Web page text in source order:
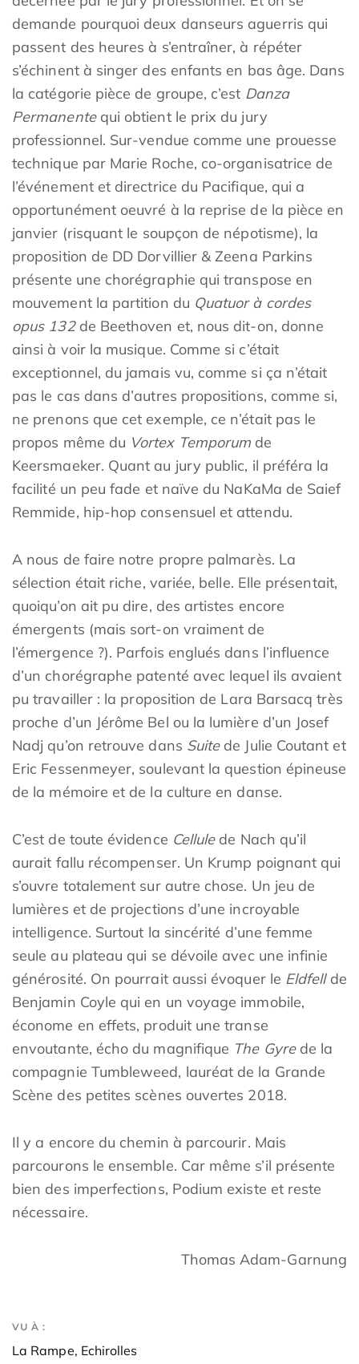
demande pourquoi deux danseurs aguerris qui
passent des heures à s’entraîner, à répéter
s’échinent à singer des enfants en bas âge. Dans
la catégorie pièce de groupe, c’est Danza
Permanentequi obtient le prix du jury
professionnel. Sur-vendue comme une prouesse
technique par Marie Roche, co-organisatrice de
l’événement et directrice du Pacifique, qui a
opportunément oeuvré à la reprise de la pièce en
janvier (risquant le soupçon de népotisme), la
proposition de DD Dorvillier & Zeena Parkins
présente une chorégraphie qui transpose en
mouvement la partition du Quatuor à cordes
opus 132de Beethoven et, nous dit-on, donne
ainsi à voir la musique. Comme si c’était
exceptionnel, du jamais vu, comme si ça n’était
pas le cas dans d’autres propositions, comme si,
ne prenons que cet exemple, ce n’était pas le
propos même du Vortex Temporum de
Keersmaeker. Quant au jury public, il préféra la
facilité un peu fade et naïve du NaKaMa de Saief
Remmide, hip-hop consensuel et attendu.
A nous de faire notre propre palmarès. La
sélection était riche, variée, belle. Elle présentait,
quoiqu’on ait pu dire, des artistes encore
émergents (mais sort-on vraiment de
l’émergence ?). Parfois englués dans l’influence
d’un chorégraphe patenté avec lequel ils avaient
pu travailler : la proposition de Lara Barsacq très
proche d’un Jérôme Bel ou la lumière d’un Josef
Nadj qu’on retrouve dans Suitede Julie Coutant et
Eric Fessenmeyer, soulevant la question épineuse
de la mémoire et de la culture en danse.
C’est de toute évidence Cellulede Nach qu’il
aurait fallu récompenser. Un Krump poignant qui
s’ouvre totalement sur autre chose. Un jeu de
lumières et de projections d’une incroyable
intelligence. Surtout la sincérité d’une femme
seule au plateau qui se dévoile avec une infinie
générosité. On pourrait aussi évoquer le Eldfellde
Benjamin Coyle qui en un voyage immobile,
économe en effets, produit une transe
envoutante, écho du magnifique The Gyrede la
compagnie Tumbleweed, lauréat de la Grande
Scène des petites scènes ouvertes 2018.
Il y a encore du chemin à parcourir. Mais
parcourons le ensemble. Car même s’il présente
bien des imperfections, Podium existe et reste
nécessaire.
Thomas Adam-Garnung
VU À :
La Rampe, Echirolles